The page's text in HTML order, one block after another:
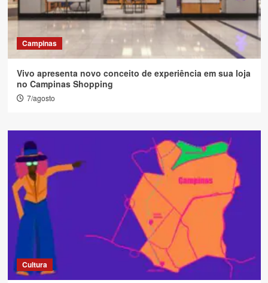
Campinas
Vivo apresenta novo conceito de experiência em sua loja
no Campinas Shopping
7/agosto
Cultura